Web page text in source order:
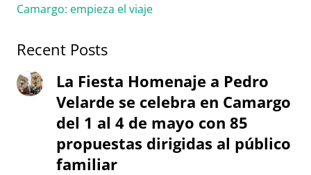
Camargo: empieza el viaje
Recent Posts
La Fiesta Homenaje a Pedro
Velarde se celebra en Camargo
del 1 al 4 de mayo con 85
propuestas dirigidas al público
familiar